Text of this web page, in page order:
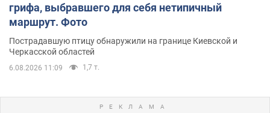
грифа, выбравшего для себя нетипичный
маршрут. Фото
Пострадавшую птицу обнаружили на границе Киевской и
Черкасской областей
6.08.2026 11:09 1,7 т.